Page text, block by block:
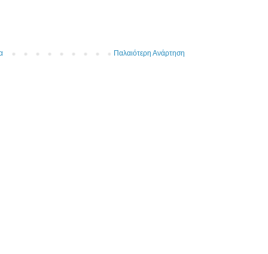
Παλαιότερη Ανάρτηση